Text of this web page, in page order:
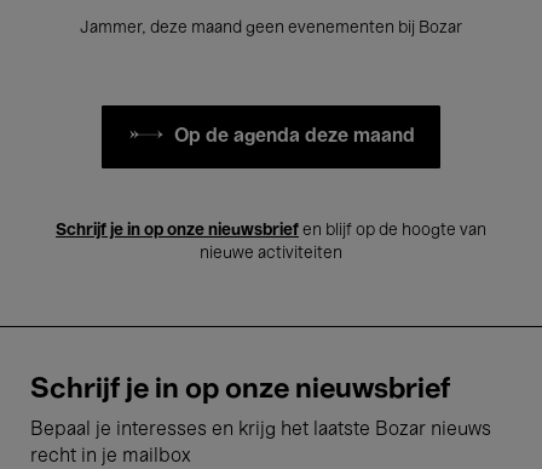
Jammer, deze maand geen evenementen bij Bozar
Op de agenda deze maand
Schrijf je in op onze nieuwsbrief en blijf op de hoogte van
nieuwe activiteiten
Schrijf je in op onze nieuwsbrief
Bepaal je interesses en krijg het laatste Bozar nieuws
recht in je mailbox